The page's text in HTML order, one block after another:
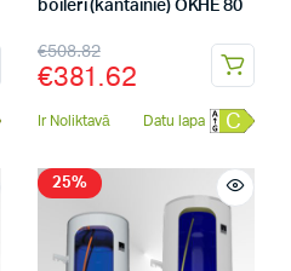
boileri (kantainie) OKHE 80
€508.82
€381.62
Ir Noliktavā Datu lapa C
25%